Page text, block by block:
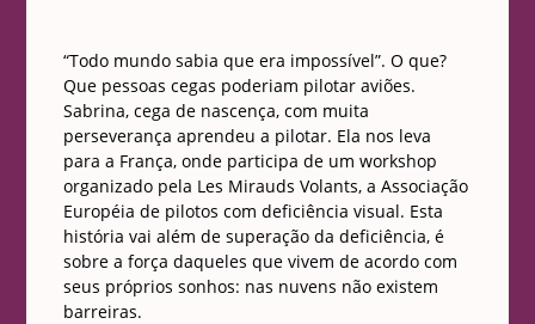
“Todo mundo sabia que era impossível”. O que?
Que pessoas cegas poderiam pilotar aviões.
Sabrina, cega de nascença, com muita
perseverança aprendeu a pilotar. Ela nos leva
para a França, onde participa de um workshop
organizado pela Les Mirauds Volants, a Associação
Européia de pilotos com deficiência visual. Esta
história vai além de superação da deficiência, é
sobre a força daqueles que vivem de acordo com
seus próprios sonhos: nas nuvens não existem
barreiras.